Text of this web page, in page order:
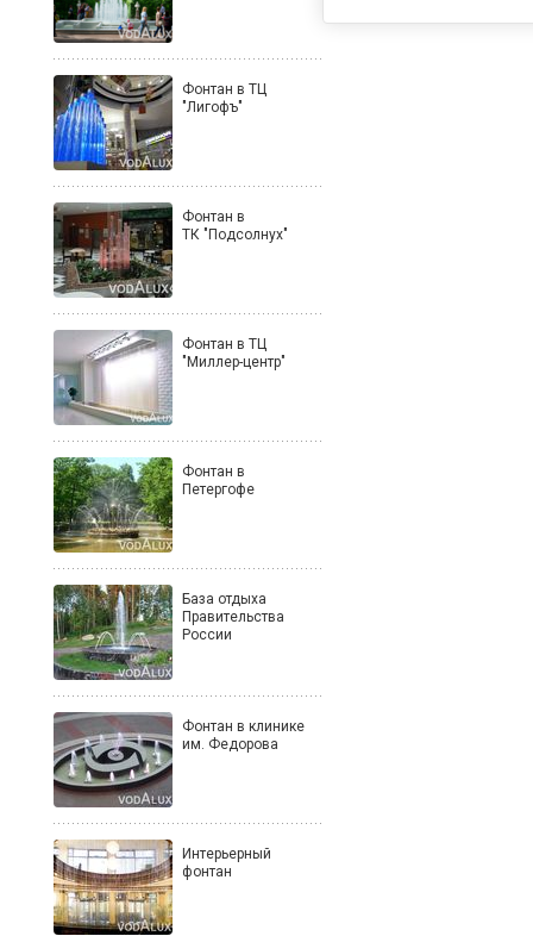
Фонтан в ТЦ
"Лигофъ"
Фонтан в
ТК "Подсолнух"
Фонтан в ТЦ
"Миллер-центр"
Фонтан в
Петергофе
База отдыха
Правительства
России
Фонтан в клинике
им. Федорова
Интерьерный
фонтан